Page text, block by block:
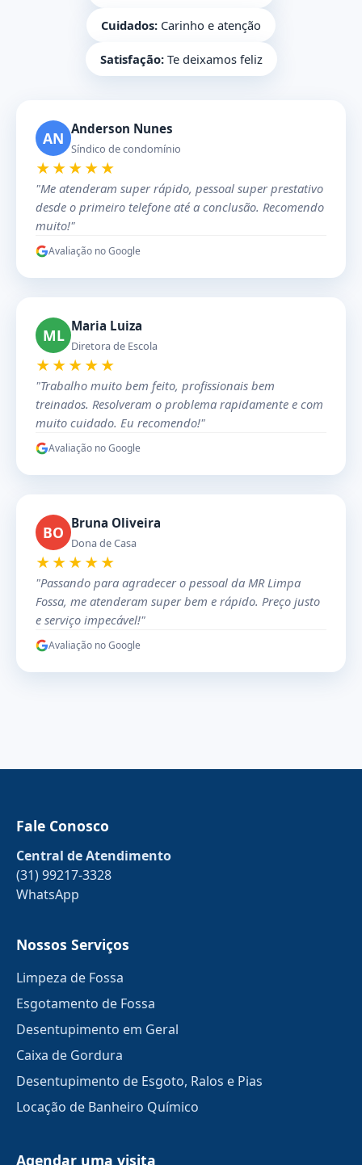
Cuidados: Carinho e atenção
Satisfação:Te deixamos feliz
AN Anderson Nunes
Síndico de condomínio
★★★★★
"Me atenderam super rápido, pessoal super prestativo
desde o primeiro telefone até a conclusão. Recomendo
muito!"
Avaliação no Google
ML Maria Luiza
Diretora de Escola
★★★★★
"Trabalho muito bem feito, profissionais bem
treinados. Resolveram o problema rapidamente e com
muito cuidado. Eu recomendo!"
Avaliação no Google
BO Bruna Oliveira
Dona de Casa
★★★★★
"Passando para agradecer o pessoal da MR Limpa
Fossa, me atenderam super bem e rápido. Preço justo
e serviço impecável!"
Avaliação no Google
Fale Conosco
Central de Atendimento
(31) 99217-3328
WhatsApp
Nossos Serviços
Limpeza de Fossa
Esgotamento de Fossa
Desentupimento em Geral
Caixa de Gordura
Desentupimento de Esgoto, Ralos e Pias
Locação de Banheiro Químico
Agendar uma visita